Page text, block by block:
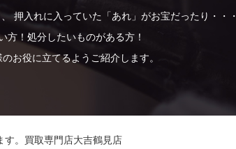
押入れに入っていた「あれ」がお宝だったり・・・
方！処分したいものがある方！
お役に立てるようご紹介します。
す。買取専門店大吉鶴見店